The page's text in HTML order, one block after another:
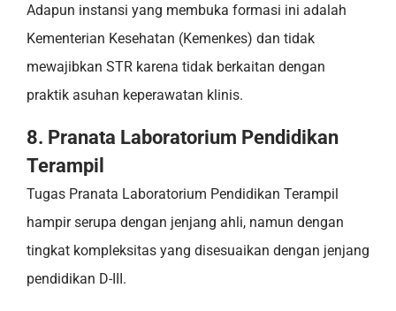
Adapun instansi yang membuka formasi ini adalah
Kementerian Kesehatan (Kemenkes) dan tidak
mewajibkan STR karena tidak berkaitan dengan
praktik asuhan keperawatan klinis.
8. Pranata Laboratorium Pendidikan
Terampil
Tugas Pranata Laboratorium Pendidikan Terampil
hampir serupa dengan jenjang ahli, namun dengan
tingkat kompleksitas yang disesuaikan dengan jenjang
pendidikan D-III.